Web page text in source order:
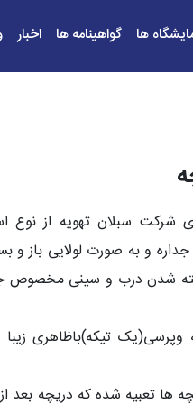
ها گواهینامه ها اخبار
و به صورت لولایی باز و
شدن درب و سینی مخصوص
تیکه)باظاهری
ها تعبیه شده که دریچه بعد